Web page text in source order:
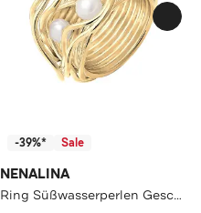
-39%* Sale
NENALINA
Ring Süßwasserperlen Geschwungen Gedreht 925 Silber Gold